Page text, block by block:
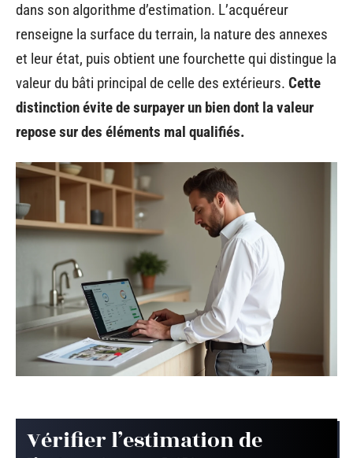
dans son algorithme d’estimation. L’acquéreur
renseigne la surface du terrain, la nature des annexes
et leur état, puis obtient une fourchette qui distingue la
valeur du bâti principal de celle des extérieurs. Cette
distinction évite de surpayer un bien dont la valeur
repose sur des éléments mal qualifiés.
Vérifier l’estimation de